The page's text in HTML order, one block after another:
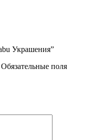
Украшения”
Обязательные поля